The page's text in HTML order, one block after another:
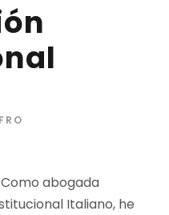
Como abogada
Italiano, he